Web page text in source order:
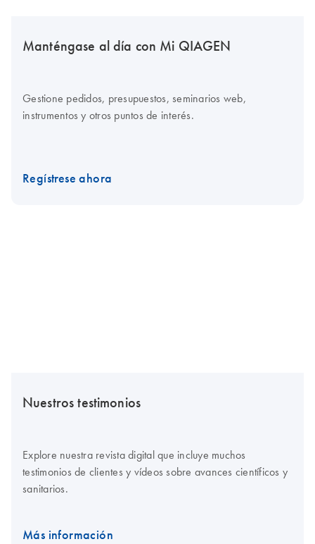
Manténgase al día con Mi QIAGEN
Gestione pedidos, presupuestos, seminarios web,
instrumentos y otros puntos de interés.
Regístrese ahora
Nuestros testimonios
Explore nuestra revista digital que incluye muchos
testimonios de clientes y vídeos sobre avances científicos y
sanitarios.
Más información